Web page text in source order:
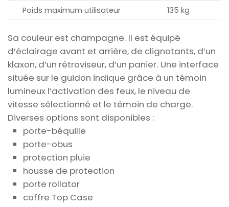
Poids maximum utilisateur
135 kg
Sa couleur est champagne. Il est équipé
d’éclairage avant et arrière, de clignotants, d’un
klaxon, d’un rétroviseur, d’un panier. Une interface
située sur le guidon indique grâce à un témoin
lumineux l’activation des feux, le niveau de
vitesse sélectionné et le témoin de charge.
Diverses options sont disponibles :
porte-béquille
porte-obus
protection pluie
housse de protection
porte rollator
coffre Top Case